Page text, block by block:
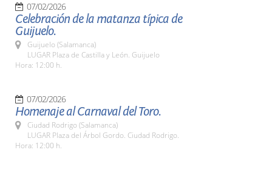
07/02/2026
Celebración de la matanza típica de
Guijuelo.
Guijuelo (Salamanca)
LUGAR Plaza de Castilla y León. Guijuelo
Hora: 12:00 h.
07/02/2026
Homenaje al Carnaval del Toro.
Ciudad Rodrigo (Salamanca)
LUGAR Plaza del Árbol Gordo. Ciudad Rodrigo.
Hora: 12:00 h.